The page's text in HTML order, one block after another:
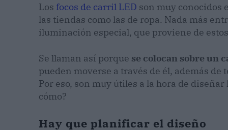
Los focos de carril LED son muy conocidos
las tiendas como las de ropa. Nada más
iluminación especial, que proviene de
Se llaman así porque se colocan sobre un
pueden moverse a través de él, además
Por eso, son muy útiles a la hora de
cómo?
Hay que planificar el diseño